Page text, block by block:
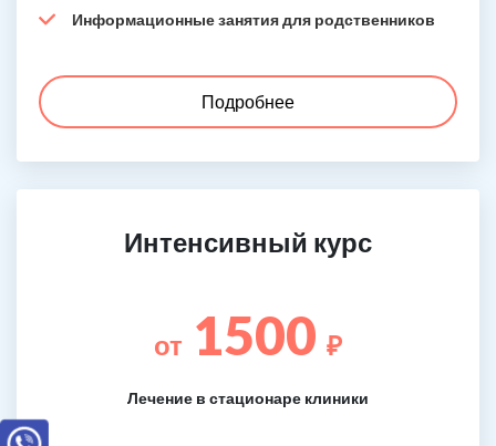
Информационные занятия для родственников
Подробнее
Интенсивный курс
от 1500 ₽
Лечение в стационаре клиники